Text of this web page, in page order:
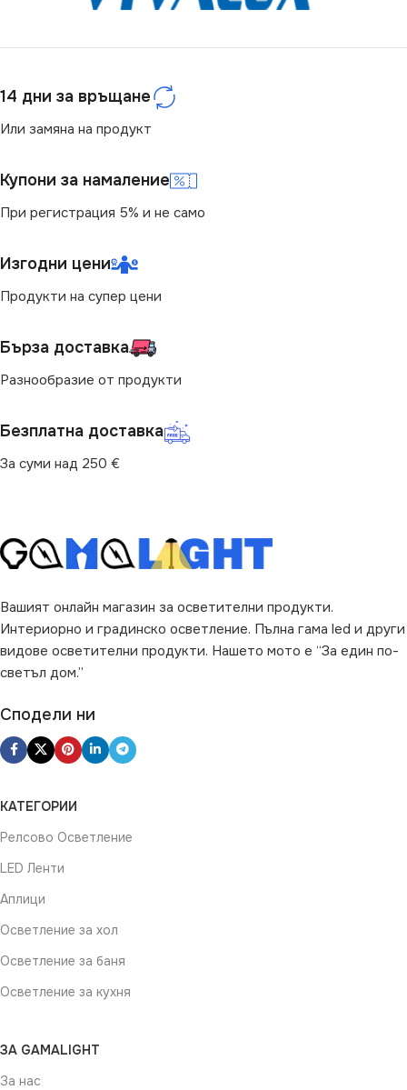
14 дни за връщане
Или замяна на продукт
Купони за намаление
При регистрация 5% и не само
Изгодни цени
Продукти на супер цени
Бърза доставка
Разнообразие от продукти
Безплатна доставка
За суми над 250 €
Вашият онлайн магазин за осветителни продукти.
Интериорно и градинско осветление. Пълна гама led и други
видове осветителни продукти. Нашето мото е “За един по-
светъл дом.”
Сподели ни
КАТЕГОРИИ
Релсово Осветление
LED Ленти
Аплици
Осветление за хол
Осветление за баня
Осветление за кухня
ЗА GAMALIGHT
За нас